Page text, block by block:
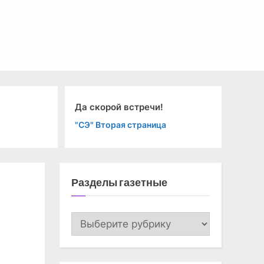
скорой встречи!
Вторая страница
Разделы газетные
Разделы
газетные